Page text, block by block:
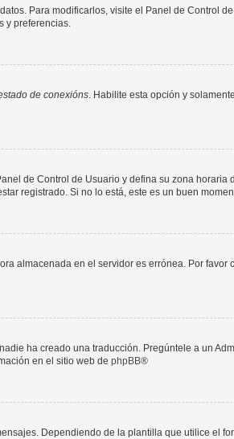
Para modificarlos, visite el Panel de Control
y preferencias.
de conexións. Habilite esta opción y
de Control de Usuario y defina su zona
registrado. Si no lo está, este es un buen
almacenada en el servidor es errónea. Por favor
ha creado una traducción. Pregúntele a un
en el sitio web de phpBB®
Dependiendo de la plantilla que utilice el